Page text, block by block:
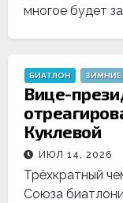
многое будет
БИАТЛОН
Вице-
Куклевой
ИЮЛ 14, 2026
Трёхкратный
Союза